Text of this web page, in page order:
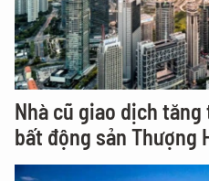
Nhà cũ giao dịch
bất động sản Thượng